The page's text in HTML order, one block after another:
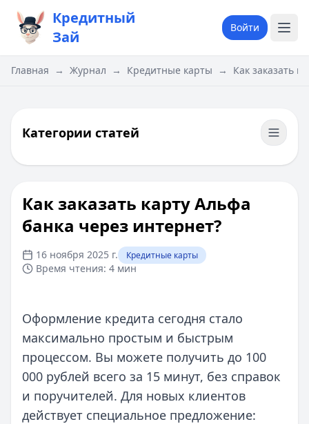
Кредитный
Зай
Войти
Главная → Журнал → Кредитные карты → Как заказать
Категории статей
Как заказать карту Альфа
банка через интернет?
16 ноября 2025 г. Кредитные карты
Время чтения: 4 мин
Оформление кредита сегодня стало
максимально простым и быстрым
процессом. Вы можете получить до 100
000 рублей всего за 15 минут, без справок
и поручителей. Для новых клиентов
действует специальное предложение: